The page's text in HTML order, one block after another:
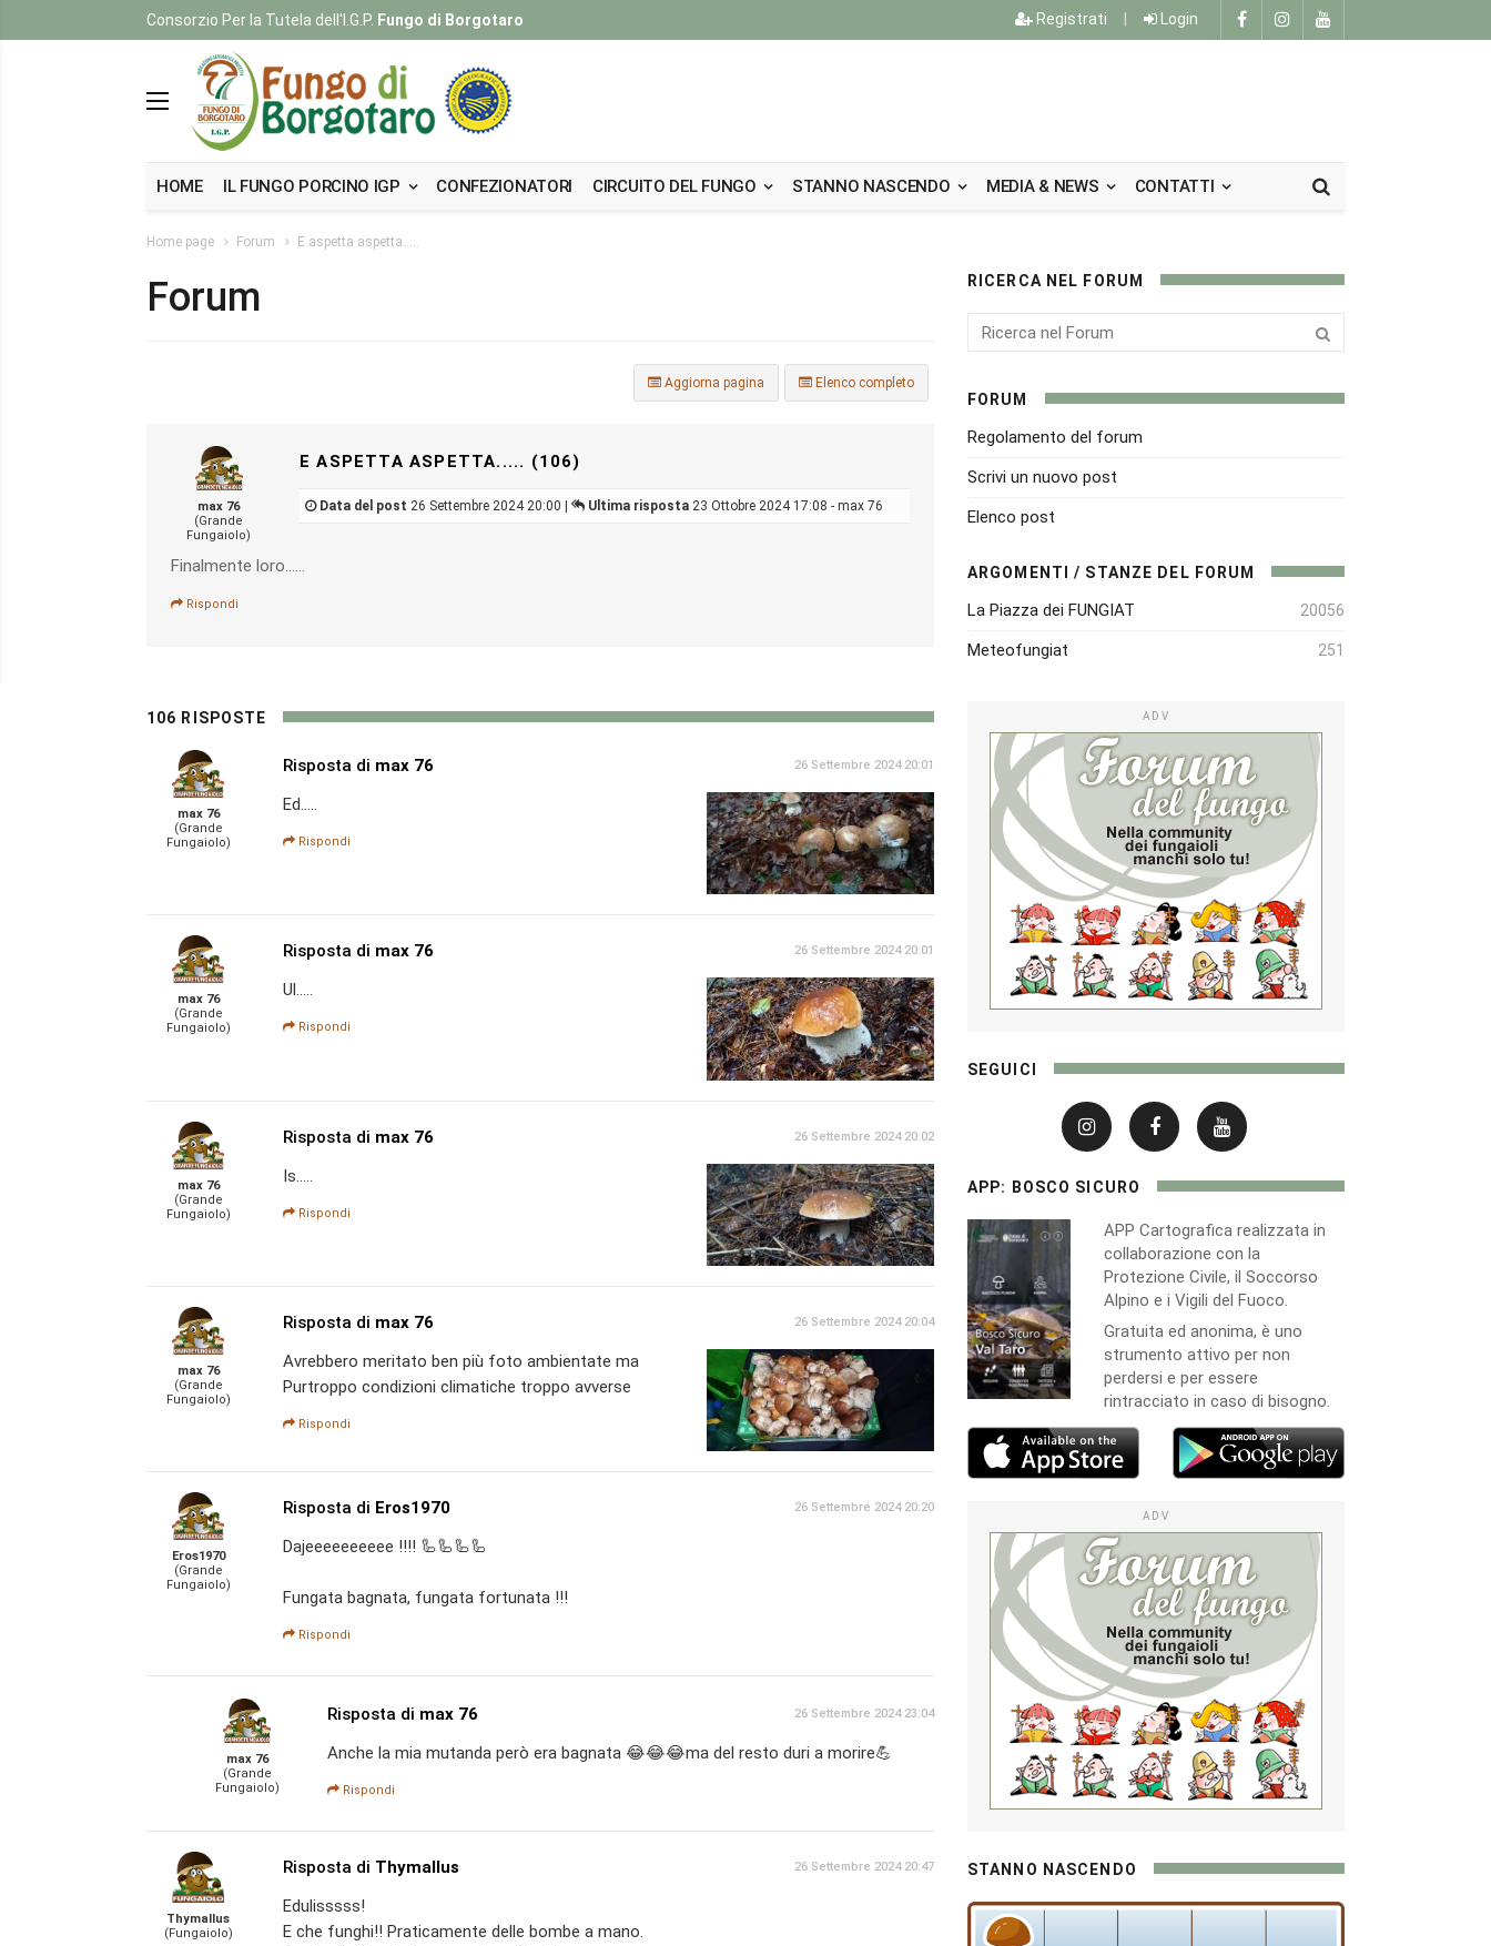
Consorzio Per la Tutela dell'I.G.P. Fungo di Borgotaro Registrati Login
HOME IL FUNGO PORCINO IGP CONFEZIONATORI CIRCUITO DEL FUNGO STANNO NASCENDO MEDIA & NEWS CONTATTI
Home page Forum E aspetta aspetta.....
Forum
Elenco completo
Aggiorna pagina
max 76
(Grande
Fungaiolo)
E ASPETTA ASPETTA..... (106)
Data del post 26 Settembre 2024 20:00 | Ultima risposta 23 Ottobre 2024 17:08 - max 76
Finalmente loro......
Rispondi
106 RISPOSTE
max 76
(Grande
Fungaiolo)
Risposta di max 76 26 Settembre 2024 20:01
Ed.....
Rispondi
max 76
(Grande
Fungaiolo)
Risposta di max 76 26 Settembre 2024 20:01
Ul.....
Rispondi
max 76
(Grande
Fungaiolo)
Risposta di max 76 26 Settembre 2024 20:02
Is.....
Rispondi
max 76
(Grande
Fungaiolo)
Risposta di max 76 26 Settembre 2024 20:04
Avrebbero meritato ben più foto ambientate ma
Purtroppo condizioni climatiche troppo avverse
Rispondi
Eros1970
(Grande
Fungaiolo)
Risposta di Eros1970 26 Settembre 2024 20:20
Dajeeeeeeeeee !!!! 🦾🦾🦾🦾
Fungata bagnata, fungata fortunata !!!
Rispondi
max 76
(Grande
Fungaiolo)
Risposta di max 76 26 Settembre 2024 23:04
Anche la mia mutanda però era bagnata 😂😂😂ma del resto duri a morire💪
Rispondi
Thymallus
(Fungaiolo)
Risposta di Thymallus 26 Settembre 2024 20:47
Edulisssss!
E che funghi!! Praticamente delle bombe a mano.
RICERCA NEL FORUM
FORUM
Regolamento del forum
Scrivi un nuovo post
Elenco post
ARGOMENTI / STANZE DEL FORUM
La Piazza dei FUNGIAT 20056
Meteofungiat 251
ADV
SEGUICI
APP: BOSCO SICURO
APP Cartografica realizzata in
collaborazione con la
Protezione Civile, il Soccorso
Alpino e i Vigili del Fuoco.
Gratuita ed anonima, è uno
strumento attivo per non
perdersi e per essere
rintracciato in caso di bisogno.
ADV
STANNO NASCENDO